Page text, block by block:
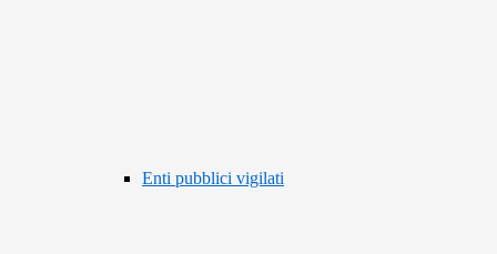
Enti pubblici vigilati